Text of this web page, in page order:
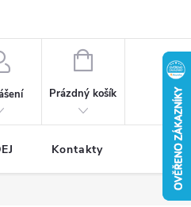
NÁKUPNÍ
Prázdný košík
Kontakty